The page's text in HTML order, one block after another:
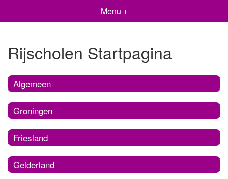
Menu +
Rijscholen Startpagina
Algemeen
Groningen
Friesland
Gelderland